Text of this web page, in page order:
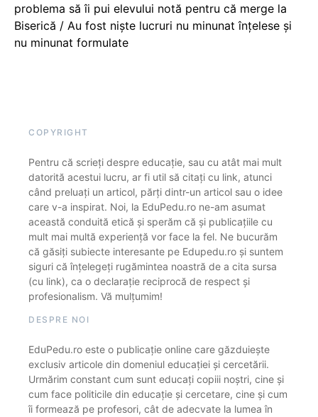
problema să îi pui elevului notă pentru că merge la
Biserică / Au fost niște lucruri nu minunat înțelese și
nu minunat formulate
COPYRIGHT
Pentru că scrieți despre educație, sau cu atât mai mult
datorită acestui lucru, ar fi util să citați cu link, atunci
când preluați un articol, părți dintr-un articol sau o idee
care v-a inspirat. Noi, la EduPedu.ro ne-am asumat
această conduită etică și sperăm că și publicațiile cu
mult mai multă experiență vor face la fel. Ne bucurăm
că găsiți subiecte interesante pe Edupedu.ro și suntem
siguri că înțelegeți rugămintea noastră de a cita sursa
(cu link), ca o declarație reciprocă de respect și
profesionalism. Vă mulțumim!
DESPRE NOI
EduPedu.ro este o publicație online care găzduiește
exclusiv articole din domeniul educației și cercetării.
Urmărim constant cum sunt educați copiii noștri, cine și
cum face politicile din educație și cercetare, cine și cum
îi formează pe profesori, cât de adecvate la lumea în